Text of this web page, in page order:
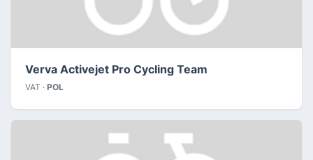
Verva Activejet Pro Cycling Team
VAT · POL